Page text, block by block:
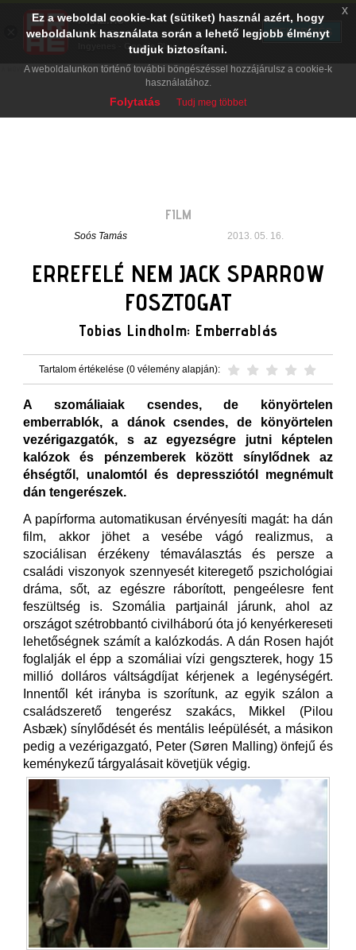
FILM
Soós Tamás 2013. 05. 16.
ERREFELÉ NEM JACK SPARROW
FOSZTOGAT
Tobias Lindholm: Emberrablás
Tartalom értékelése (0 vélemény alapján):
A szomáliaiak csendes, de könyörtelen
emberrablók, a dánok csendes, de könyörtelen
vezérigazgatók, s az egyezségre jutni képtelen
kalózok és pénzemberek között sínylődnek az
éhségtől, unalomtól és depressziótól megnémult
dán tengerészek.
A papírforma automatikusan érvényesíti magát: ha dán
film, akkor jöhet a vesébe vágó realizmus, a
szociálisan érzékeny témaválasztás és persze a
családi viszonyok szennyesét kiteregető pszichológiai
dráma, sőt, az egészre ráborított, pengeélesre fent
feszültség is. Szomália partjainál járunk, ahol az
országot szétrobbantó civilháború óta jó kenyérkereseti
lehetőségnek számít a kalózkodás. A dán Rosen hajót
foglalják el épp a szomáliai vízi gengszterek, hogy 15
millió dolláros váltságdíjat kérjenek a legénységért.
Innentől két irányba is szorítunk, az egyik szálon a
családszerető tengerész szakács, Mikkel (Pilou
Asbæk) sínylődését és mentális leépülését, a másikon
pedig a vezérigazgató, Peter (Søren Malling) önfejű és
keménykezű tárgyalásait követjük végig.
Ez a weboldal cookie-kat (sütiket) használ azért, hogy
weboldalunk használata során a lehető legjobb élményt
tudjuk biztosítani.
A weboldalunkon történő további böngészéssel hozzájárulsz a cookie-k
használatához.
Folytatás Tudj meg többet
x
PRAE.HU
Digital Evolution
Ingyenes - Google Play
TELEPÍTÉS